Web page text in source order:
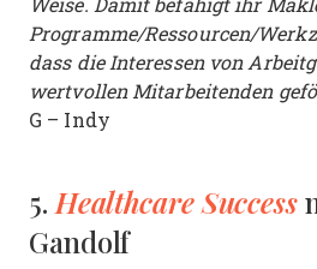
Programme/Ressourcen/
dass die Interessen von
wertvollen Mitarbeitenden
G – Indy
5.Healthcare Success
Gandolf